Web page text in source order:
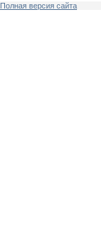
Полная версия сайта